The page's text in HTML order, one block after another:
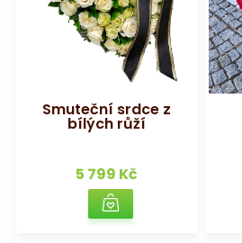
Smuteční srdce z
bílých růží
5 799 Kč